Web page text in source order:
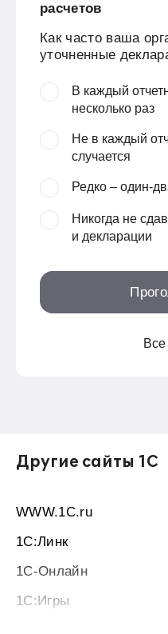
расчетов
Как часто ваша
уточненные
В каждый
несколько раз
Не в каждый
случается
Редко – один-
Никогда не
и декларации
Другие сайты 1С
WWW.1С.ru
1С:Линк
1С-Онлайн
1C:Игры